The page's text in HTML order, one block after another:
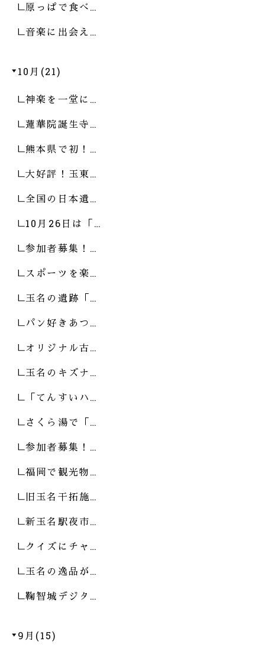
原っぱで食べ…
音楽に出会え…
10月(21)
神楽を一堂に…
蓮華院誕生寺…
熊本県で初！…
大好評！玉東…
全国の日本遺…
10月26日は「…
参加者募集！…
スポーツを楽…
玉名の遺跡「…
パン好きあつ…
オリジナル古…
玉名のキズナ…
「てんすいハ…
さくら湯で「…
参加者募集！…
福岡で観光物…
旧玉名干拓施…
新玉名駅夜市…
クイズにチャ…
玉名の逸品が…
鞠智城デジタ…
9月(15)